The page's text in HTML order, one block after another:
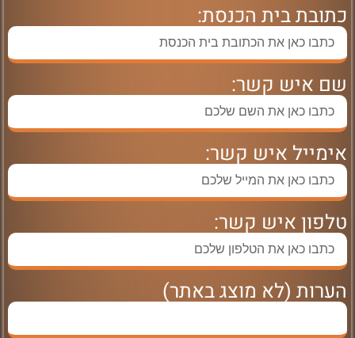
כתובת בית הכנסת:
שם איש קשר:
אימייל איש קשר:
טלפון איש קשר:
הערות (לא מוצג באתר)